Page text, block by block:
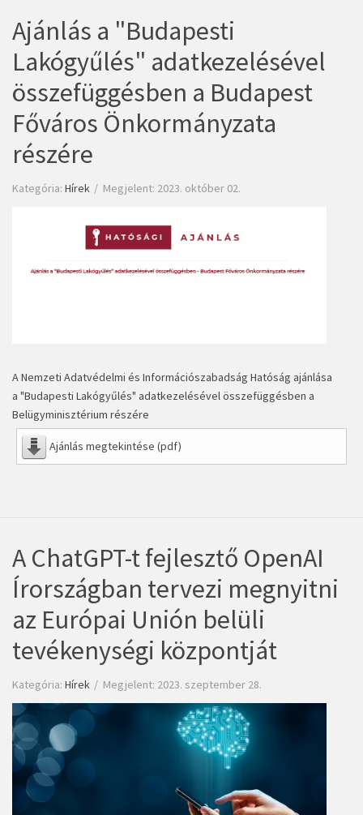
Ajánlás a "Budapesti
Lakógyűlés" adatkezelésével
összefüggésben a Budapest
Főváros Önkormányzata
részére
Kategória: Hírek Megjelent: 2023. október 02.
A Nemzeti Adatvédelmi és Információszabadság Hatóság ajánlása
a "Budapesti Lakógyűlés" adatkezelésével összefüggésben a
Belügyminisztérium részére
Ajánlás megtekintése (pdf)
A ChatGPT-t fejlesztő OpenAI
Írországban tervezi megnyitni
az Európai Unión belüli
tevékenységi központját
Kategória: Hírek Megjelent: 2023. szeptember 28.